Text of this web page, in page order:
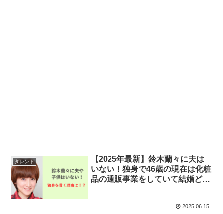
タレント
【2025年最新】鈴木蘭々に夫は
いない！独身で46歳の現在は化粧
品の通販事業をしていて結婚どこ
2025.06.15